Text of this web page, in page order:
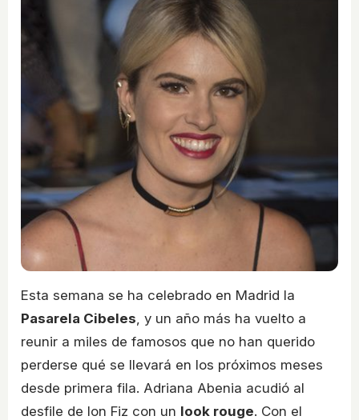
Esta semana se ha celebrado en Madrid la
Pasarela Cibeles, y un año más ha vuelto a
reunir a miles de famosos que no han querido
perderse qué se llevará en los próximos meses
desde primera fila. Adriana Abenia acudió al
desfile de Ion Fiz con un look rouge. Con el